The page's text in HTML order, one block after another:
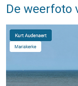
De weerfoto